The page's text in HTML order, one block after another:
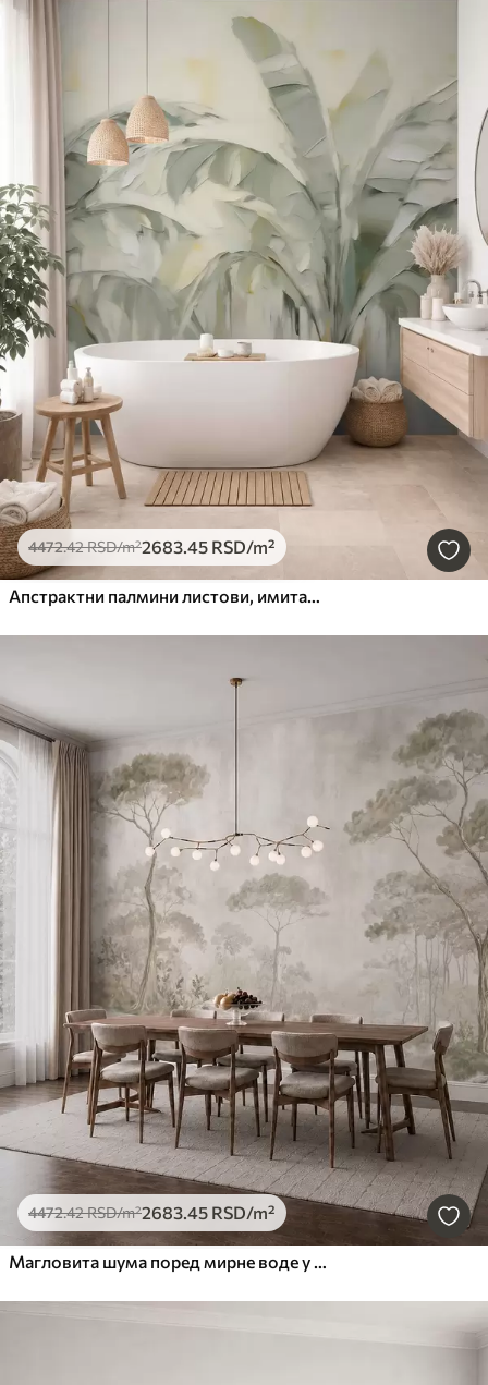
4472.42RSD/m²2683.45 RSD/m²
Апстрактни палмини листови, имитација слике
4472.42RSD/m²2683.45 RSD/m²
Магловита шума поред мирне воде у меким природним пастелним тоновима